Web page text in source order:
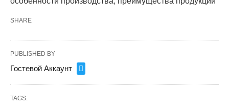
SHARE
PUBLISHED BY
Гостевой Аккаунт
TAGS: